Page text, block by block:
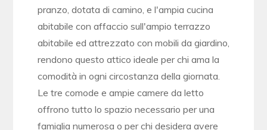
pranzo, dotata di camino, e l'ampia cucina
abitabile con affaccio sull'ampio terrazzo
abitabile ed attrezzato con mobili da giardino,
rendono questo attico ideale per chi ama la
comodità in ogni circostanza della giornata.
Le tre comode e ampie camere da letto
offrono tutto lo spazio necessario per una
famiglia numerosa o per chi desidera avere